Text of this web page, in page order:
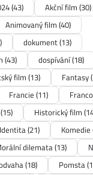
(43) Akční film (30)
Animovaný film (40)
dokument(13)
(43) dospívání(18)
film(13) Fantasy
Francie (11)
(15) Historický film
Identita(21) Komedie
dilemata(13)
(18) Pomsta